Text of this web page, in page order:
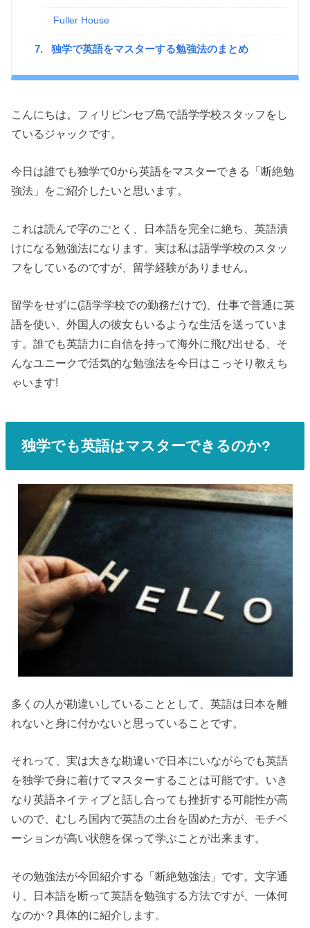
Fuller House
7. 独学で英語をマスターする勉強法のまとめ
こんにちは。フィリピンセブ島で語学学校スタッフをし
ているジャックです。
今日は誰でも独学で0から英語をマスターできる「断絶勉
強法」をご紹介したいと思います。
これは読んで字のごとく、日本語を完全に絶ち、英語漬
けになる勉強法になります。実は私は語学学校のスタッ
フをしているのですが、留学経験がありません。
留学をせずに(語学学校での勤務だけで)、仕事で普通に英
語を使い、外国人の彼女もいるような生活を送っていま
す。誰でも英語力に自信を持って海外に飛び出せる、そ
んなユニークで活気的な勉強法を今日はこっそり教えち
ゃいます!
独学でも英語はマスターできるのか?
多くの人が勘違いしていることとして、英語は日本を離
れないと身に付かないと思っていることです。
それって、実は大きな勘違いで日本にいながらでも英語
を独学で身に着けてマスターすることは可能です。いき
なり英語ネイティブと話し合っても挫折する可能性が高
いので、むしろ国内で英語の土台を固めた方が、モチベ
ーションが高い状態を保って学ぶことが出来ます。
その勉強法が今回紹介する「断絶勉強法」です。文字通
り、日本語を断って英語を勉強する方法ですが、一体何
なのか？具体的に紹介します。